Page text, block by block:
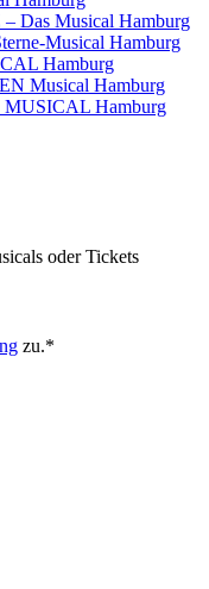
Das Musical Hamburg
Musical Hamburg
Hamburg
Musical Hamburg
Hamburg
oder Tickets
zu.*